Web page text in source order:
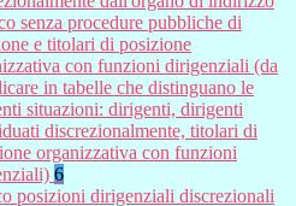
senza procedure pubbliche di
e titolari di posizione
con funzioni dirigenziali (da
in tabelle che distinguano le
situazioni: dirigenti, dirigenti
discrezionalmente, titolari di
organizzativa con funzioni
6
posizioni dirigenziali discrezionali